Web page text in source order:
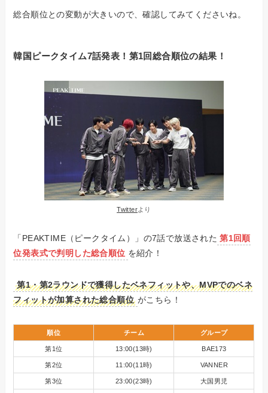
総合順位との変動が大きいので、確認してみてくださいね。
韓国ピークタイム7話発表！第1回総合順位の結果！
Twitterより
「PEAKTIME（ピークタイム）」の7話で放送された 第1回順
位発表式で判明した総合順位 を紹介！
第1・第2ラウンドで獲得したベネフィットや、MVPでのベネ
フィットが加算された総合順位 がこちら！
順位 チーム グループ
第1位 13:00(13時) BAE173
第2位 11:00(11時) VANNER
第3位 23:00(23時) 大国男児